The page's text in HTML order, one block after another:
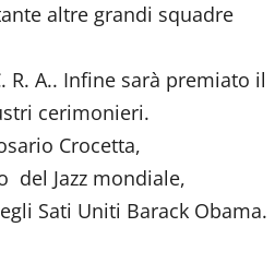
altre grandi squadre
R. A.. Infine sarà premiato il
cerimonieri.
Crocetta,
del Jazz mondiale,
Sati Uniti Barack Obama.